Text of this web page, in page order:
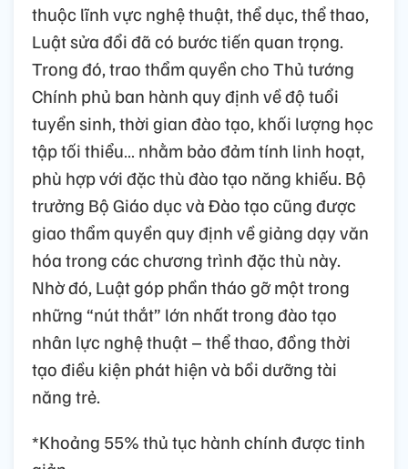
thuộc lĩnh vực nghệ thuật, thể dục, thể thao,
Luật sửa đổi đã có bước tiến quan trọng.
Trong đó, trao thẩm quyền cho Thủ tướng
Chính phủ ban hành quy định về độ tuổi
tuyển sinh, thời gian đào tạo, khối lượng học
tập tối thiểu… nhằm bảo đảm tính linh hoạt,
phù hợp với đặc thù đào tạo năng khiếu. Bộ
trưởng Bộ Giáo dục và Đào tạo cũng được
giao thẩm quyền quy định về giảng dạy văn
hóa trong các chương trình đặc thù này.
Nhờ đó, Luật góp phần tháo gỡ một trong
những “nút thắt” lớn nhất trong đào tạo
nhân lực nghệ thuật – thể thao, đồng thời
tạo điều kiện phát hiện và bồi dưỡng tài
năng trẻ.
*Khoảng 55% thủ tục hành chính được tinh